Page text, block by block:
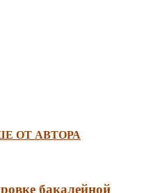
ОТ АВТОРА
бакалейной